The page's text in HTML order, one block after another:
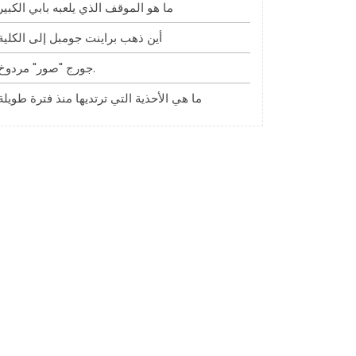
ما هو الموقف الذي يلعبه بابي
أين ذهب براينت جومبل إلى
جورج "صور" مردوخ.
ما هي الأحذية التي ترتديها منذ فترة